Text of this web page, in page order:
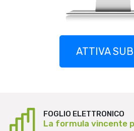
ATTIVA
FOGLIO ELETTRONICO
La formula vincente